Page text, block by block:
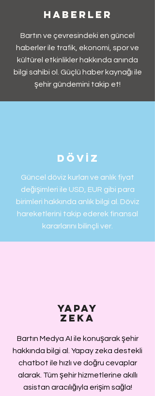
Haberler
Bartın ve çevresindeki en güncel
haberler ile trafik, ekonomi, spor ve
kültürel etkinlikler hakkında anında
bilgi sahibi ol. Güçlü haber kaynağı ile
şehir gündemini takip et!
dövİz
Güncel döviz kurları ve anlık fiyat
değişimleri ile USD, EUR gibi para
birimleri hakkında anlık bilgi al. Döviz
hareketlerini takip ederek finansal
kararlarını bilinçli ver.
Yapay
zeka
Bartın Medya AI ile konuşarak şehir
hakkında bilgi al. Yapay zeka destekli
chatbot ile hızlı ve doğru cevaplar
alarak. Tüm şehir hizmetlerine akıllı
asistan aracılığıyla erişim sağla!